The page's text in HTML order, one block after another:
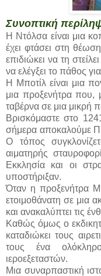
Συνοπτική
Η Ντόλσα είναι μια
έχει φτάσει στη
επιδιώκει να τη
να ελέγξει το πάθος
Η Μποτίλ είναι μια
μια προξενήτρα που,
ταβέρνα σε μια μικρή
Βρισκόμαστε στο
σήμερα αποκαλούμε
Ο τόπος
αιματηρής
Εκκλησία και οι
υποστήριξαν.
Όταν η προξενήτρα
ετοιμοθάνατη σε μια
και ανακαλύπτει τις
Καθώς όμως ο
καταδιώκει τους
τους ένα
ιεροεξεταστών.
Μια συναρπαστική